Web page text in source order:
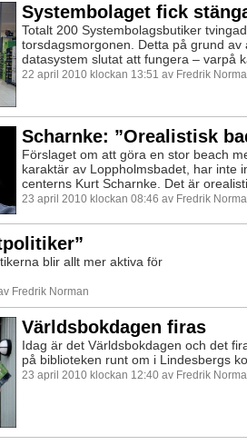
Systembolaget fick
Totalt 200 Systembolagsbutiker
torsdagsmorgonen. Detta på grund av
datasystem slutat att fungera – varpå
22 april 2010 klockan 13:51 av Fredrik
Scharnke: ”Orealistisk
Förslaget om att göra en stor beach
karaktär av Loppholmsbadet, har inte
centerns Kurt Scharnke. Det är
23 april 2010 klockan 08:46 av Fredrik
blir allt mer aktiva för
Fredrik Norman
Världsbokdagen firas
Idag är det Världsbokdagen och det
på biblioteken runt om i Lindesbergs
23 april 2010 klockan 12:40 av Fredrik